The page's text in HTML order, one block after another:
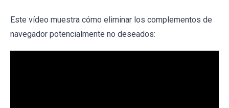
Este vídeo muestra cómo eliminar los complementos de
navegador potencialmente no deseados: